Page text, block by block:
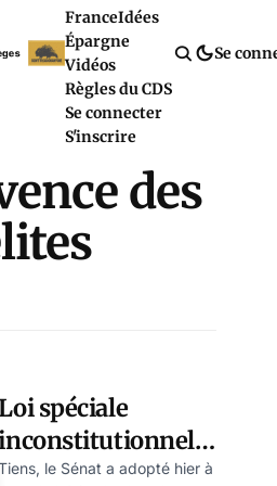
FranceIdées
Épargne
Vidéos
Règles du CDS
Se connecter
S'inscrire
Se
des
spéciale
connivence entre
le Sénat a adopté hier à